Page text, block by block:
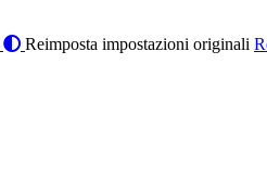
Reimposta impostazioni originali